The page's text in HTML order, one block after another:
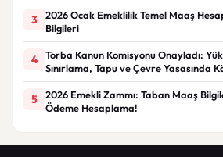
3
2026 Ocak Emeklilik Temel Maaş
Bilgileri
4
Torba Kanun Komisyonu Onayladı:
Sınırlama, Tapu ve Çevre Yasasında
5
2026 Emekli Zammı: Taban Maaş
Ödeme Hesaplama!